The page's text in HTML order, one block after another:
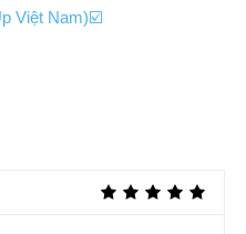
Việt Nam)☑️